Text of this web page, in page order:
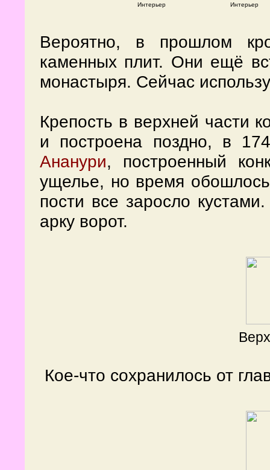
Интерьер Интерьер
Вероятно, в прошлом
каменных плит. Они ещё
монастыря. Сейчас
Крепость в верхней части
и построена поздно, в
Ананури, построенный
ущелье, но время
пости все заросло
арку ворот.
Кое-что сохранилось от